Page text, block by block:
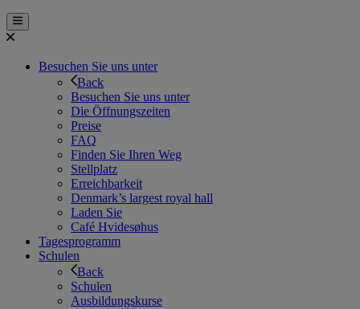
Besuchen Sie uns unter
Back
Besuchen Sie uns unter
Die Öffnungszeiten
Preise
FAQ
Finden Sie Ihren Weg
Stellplatz
Erreichbarkeit
Denmark’s largest royal hall
Laden Sie
Café Hvidesøhus
Tagesprogramm
Schulen
Back
Schulen
Ausbildungskurse